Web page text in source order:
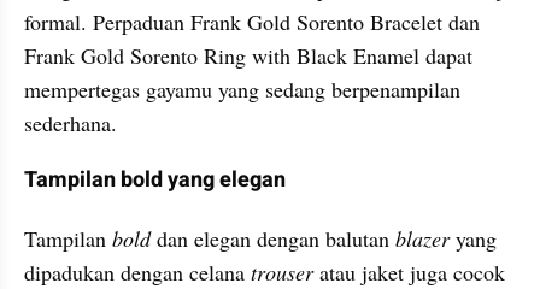
formal. Perpaduan Frank Gold Sorento Bracelet dan
Frank Gold Sorento Ring with Black Enamel dapat
mempertegas gayamu yang sedang berpenampilan
sederhana.
Tampilan bold yang elegan
Tampilan bold dan elegan dengan balutan blazer yang
dipadukan dengan celana trouser atau jaket juga cocok